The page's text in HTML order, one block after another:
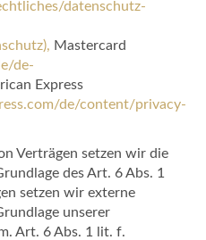
datenschutz-
Mastercard
de-
Express
de/content/privacy-
Verträgen setzen wir die
des Art. 6 Abs. 1
setzen wir externe
unserer
Art. 6 Abs. 1 lit. f.